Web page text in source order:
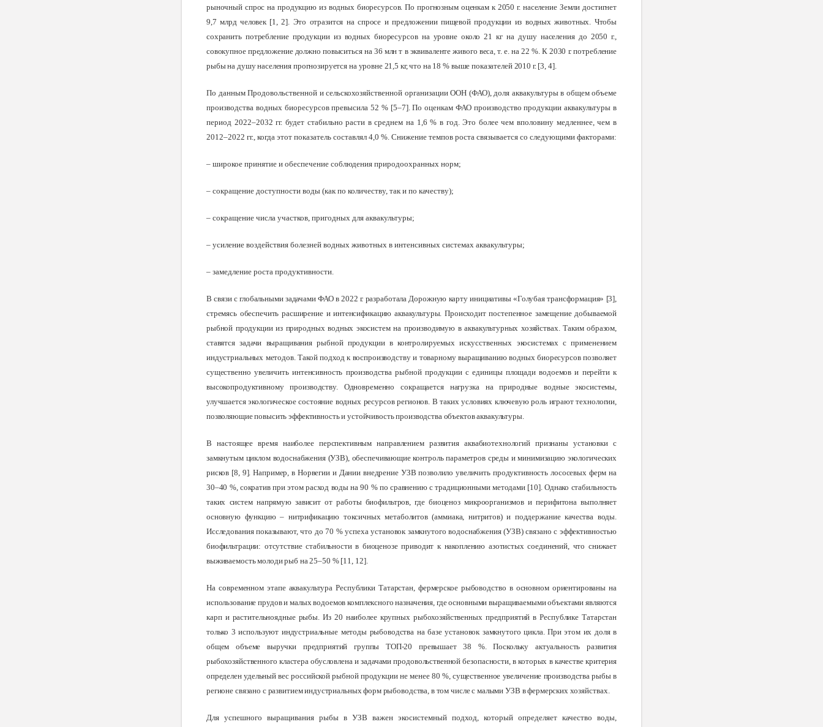
рыночный спрос на продукцию из водных биоресурсов. По прогнозным оценкам к 2050 г. население Земли достигнет
9,7 млрд человек [1, 2]. Это отразится на спросе и предложении пищевой продукции из водных животных. Чтобы
сохранить потребление продукции из водных биоресурсов на уровне около 21 кг на душу населения до 2050 г.,
совокупное предложение должно повыситься на 36 млн т в эквиваленте живого веса, т. е. на 22 %. К 2030 г. потребление
рыбы на душу населения прогнозируется на уровне 21,5 кг, что на 18 % выше показателей 2010 г. [3, 4].
По данным Продовольственной и сельскохозяйственной организации ООН (ФАО), доля аквакультуры в общем объеме
производства водных биоресурсов превысила 52 % [5–7]. По оценкам ФАО производство продукции аквакультуры в
период 2022–2032 гг. будет стабильно расти в среднем на 1,6 % в год. Это более чем вполовину медленнее, чем в
2012–2022 гг., когда этот показатель составлял 4,0 %. Снижение темпов роста связывается со следующими факторами:
– широкое принятие и обеспечение соблюдения природоохранных норм;
– сокращение доступности воды (как по количеству, так и по качеству);
– сокращение числа участков, пригодных для аквакультуры;
– усиление воздействия болезней водных животных в интенсивных системах аквакультуры;
– замедление роста продуктивности.
Всвязи с глобальными задачами ФАО в 2022 г. разработала Дорожную карту инициативы «Голубая трансформация» [3],
стремясь обеспечить расширение и интенсификацию аквакультуры. Происходит постепенное замещение добываемой
рыбной продукции из природных водных экосистем на производимую в аквакультурных хозяйствах. Таким образом,
ставятся задачи выращивания рыбной продукции в контролируемыхискусственных экосистемах с применением
индустриальных методов. Такой подход к воспроизводству и товарному выращиванию водных биоресурсов позволяет
существенно увеличить интенсивность производства рыбной продукции с единицы площади водоемов и перейти к
высокопродуктивному производству. Одновременно сокращается нагрузка на природные водные экосистемы,
улучшается экологическое состояние водных ресурсов регионов. В таких условиях ключевую роль играют технологии,
позволяющие повысить эффективность и устойчивость производства объектов аквакультуры.
Внастоящее время наиболее перспективным направлением развития аквабиотехнологий признаны установки с
замкнутым циклом водоснабжения (УЗВ), обеспечивающие контроль параметров среды и минимизацию экологических
рисков [8, 9]. Например, в Норвегии и Дании внедрение УЗВ позволило увеличить продуктивность лососевых ферм на
30–40 %, сократив при этом расход воды на 90 % по сравнению с традиционными методами [10]. Однако стабильность
таких систем напрямую зависит от работы биофильтров, где биоценоз микроорганизмов и перифитона выполняет
основную функцию – нитрификацию токсичных метаболитов (аммиака, нитритов) и поддержание качества воды.
Исследования показывают, что до 70 % успеха установок замкнутого водоснабжения (УЗВ) связано с эффективностью
биофильтрации: отсутствие стабильности в биоценозе приводит к накоплению азотистых соединений, что снижает
выживаемость молоди рыб на 25–50 % [11, 12].
Насовременном этапе аквакультура Республики Татарстан, фермерское рыбоводство в основном ориентированы на
использование прудов и малых водоемов комплексного назначения, где основными выращиваемыми объектами являются
карп и растительноядные рыбы. Из 20 наиболее крупных рыбохозяйственных предприятий в Республике Татарстан
только 3 используют индустриальные методы рыбоводства на базе установок замкнутого цикла. При этом их доля в
общем объеме выручки предприятий группы ТОП-20 превышает 38 %. Поскольку актуальность развития
рыбохозяйственного кластера обусловлена и задачами продовольственной безопасности, в которых в качестве критерия
определен удельный вес российской рыбной продукции не менее 80 %, существенное увеличение производства рыбы в
регионе связано с развитием индустриальных форм рыбоводства, в том числе с малыми УЗВ в фермерскиххозяйствах.
Для успешного выращивания рыбы в УЗВ важен экосистемный подход, который определяет качество воды,